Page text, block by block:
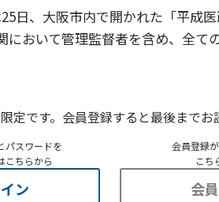
日、大阪市内で開かれた「平成
において管理監督者を含め、全て
定です。会員登録すると最後までお
パスワードを
こちらから
ン
会員登録
こち
会